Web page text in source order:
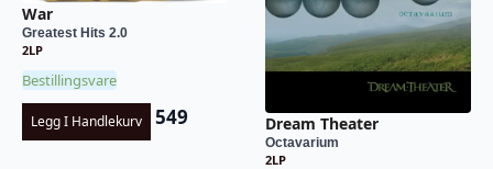
War
Greatest Hits 2.0
2LP
Bestillingsvare
Legg I Handlekurv 549 Dream Theater
Octavarium
2LP